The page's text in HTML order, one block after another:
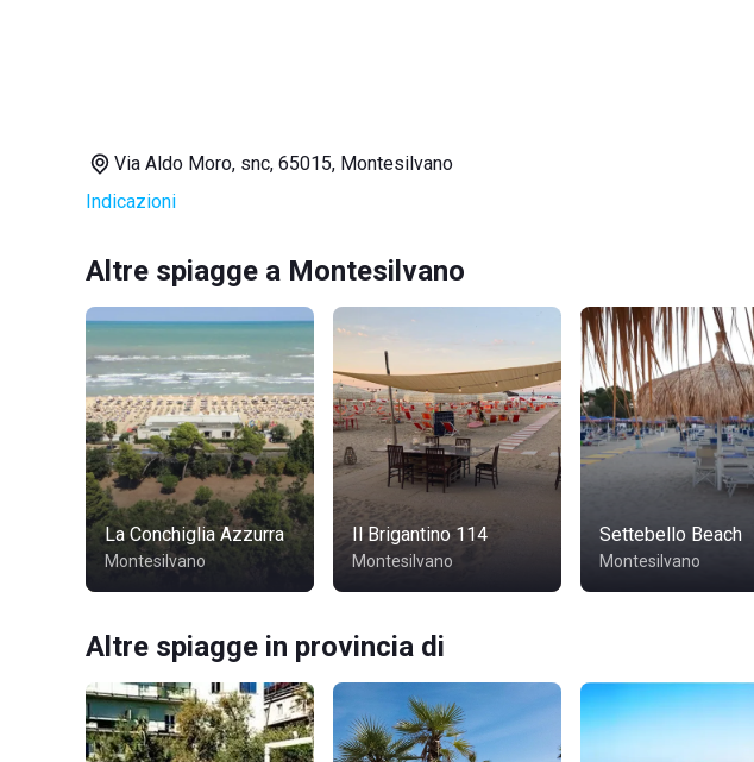
Via Aldo Moro, snc, 65015, Montesilvano
Indicazioni
Altre spiagge a Montesilvano
La Conchiglia Azzurra
Montesilvano
Il Brigantino 114
Montesilvano
Settebello Beach
Montesilvano
Altre spiagge in provincia di